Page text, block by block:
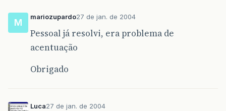
M
mariozupardo27 de jan. de 2004
Pessoal já resolvi, era problema de
acentuação
Obrigado
Luca27 de jan. de 2004